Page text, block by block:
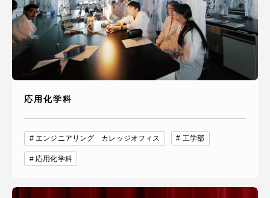
応用化学科
エンジニアリング カレッジオフィス 工学部
応用化学科